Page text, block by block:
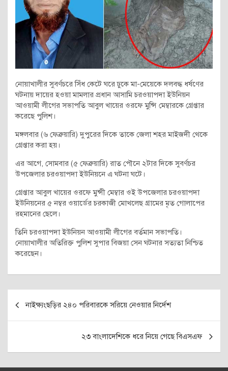
নোয়াখালীর সুবর্ণচরে সিঁধ কেটে ঘরে ঢুকে মা-মেয়েকে দলবদ্ধ ধর্ষণের
ঘটনায় দায়ের হওয়া মামলার প্রধান আসামি চরওয়াপদা ইউনিয়ন
আওয়ামী লীগের সভাপতি আবুল খায়ের ওরফে মুন্সি মেম্বারকে গ্রেপ্তার
করেছে পুলিশ।
মঙ্গলবার (৬ ফেব্রুয়ারি) দুপুরের দিকে তাকে জেলা শহর মাইজদী থেকে
গ্রেপ্তার করা হয়।
এর আগে, সোমবার (৫ ফেব্রুয়ারি) রাত পৌনে ২টার দিকে সুবর্ণচর
উপজেলার চরওয়াপদা ইউনিয়নে এ ঘটনা ঘটে।
গ্রেপ্তার আবুল খায়ের ওরফে মুন্সী মেম্বার ওই উপজেলার চরওয়াপদা
ইউনিয়নের ৫ নম্বর ওয়ার্ডের চরকাজী মোখলেছ গ্রামের মৃত গোলাপের
রহমানের ছেলে।
তিনি চরওয়াপদা ইউনিয়ন আওয়ামী লীগের বর্তমান সভাপতি।
নোয়াখালীর অতিরিক্ত পুলিশ সুপার বিজয়া সেন ঘটনার সত্যতা নিশ্চিত
করেছেন।
Post
navigation
নাইক্ষ্যংছড়ির ২৪০ পরিবারকে সরিয়ে নেওয়ার নির্দেশ
২৩ বাংলাদেশিকে ধরে নিয়ে গেছে বিএসএফ